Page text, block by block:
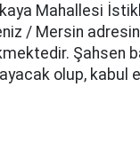
Mahallesi
/ Mersin
Şahsen
olup, kabul